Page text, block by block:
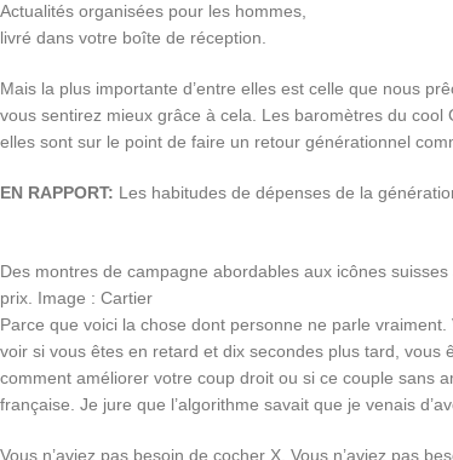
Actualités organisées pour les hommes,
livré dans votre boîte de réception.
Mais la plus importante d’entre elles est celle que nous
vous sentirez mieux grâce à cela. Les baromètres du
elles sont sur le point de faire un retour générationnel
EN RAPPORT: Les habitudes de dépenses de la
Des montres de campagne abordables aux icônes
prix. Image : Cartier
Parce que voici la chose dont personne ne parle
voir si vous êtes en retard et dix secondes plus tard,
comment améliorer votre coup droit ou si ce couple sans
française. Je jure que l’algorithme savait que je venais
Vous n’aviez pas besoin de cocher X. Vous n’aviez pas